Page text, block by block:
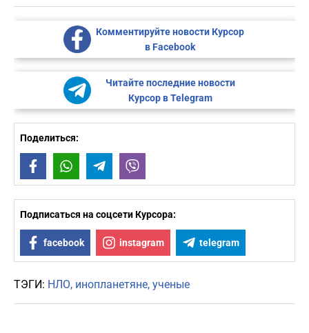
Комментируйте новости Курсор
в Facebook
Читайте последние новости
Курсор в Telegram
Поделиться:
FacebookWhatsAppTelegram
Подписаться на соцсети Курсора:
facebook instagram telegram
ТЭГИ: НЛО инопланетяне ученые